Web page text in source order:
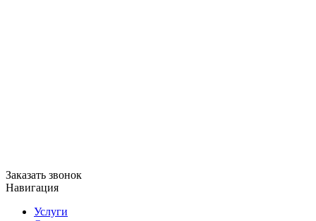
Заказать звонок
Навигация
Услуги